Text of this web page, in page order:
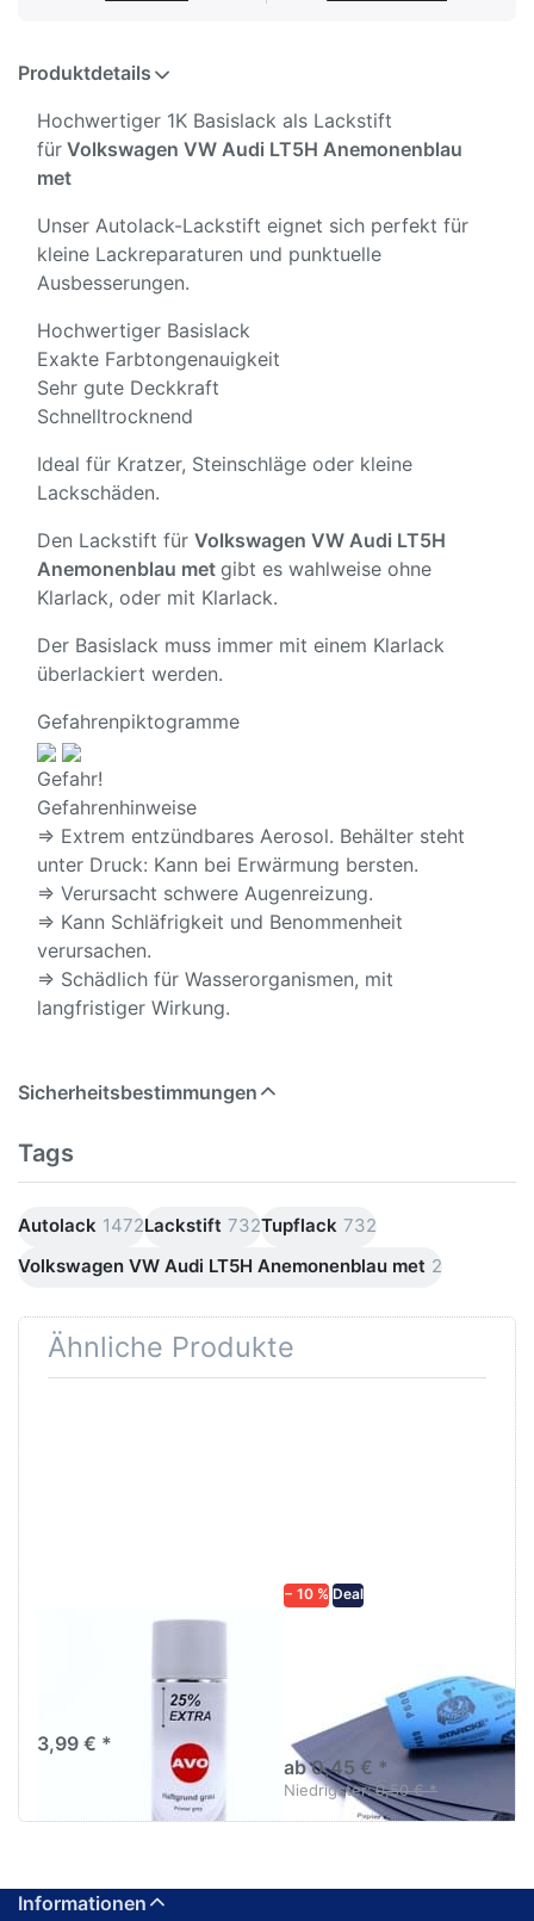
Produktdetails
Hochwertiger 1K Basislack als Lackstift
für Volkswagen VW Audi LT5H Anemonenblau
met
Unser Autolack-Lackstift eignet sich perfekt für
kleine Lackreparaturen und punktuelle
Ausbesserungen.
Hochwertiger Basislack
Exakte Farbtongenauigkeit
Sehr gute Deckkraft
Schnelltrocknend
Ideal für Kratzer, Steinschläge oder kleine
Lackschäden.
Den Lackstift für Volkswagen VW Audi LT5H
Anemonenblau met gibt es wahlweise ohne
Klarlack, oder mit Klarlack.
Der Basislack muss immer mit einem Klarlack
überlackiert werden.
Gefahrenpiktogramme
Gefahr!
Gefahrenhinweise
⇒ Extrem entzündbares Aerosol. Behälter steht
unter Druck: Kann bei Erwärmung bersten.
⇒ Verursacht schwere Augenreizung.
⇒ Kann Schläfrigkeit und Benommenheit
verursachen.
⇒ Schädlich für Wasserorganismen, mit
langfristiger Wirkung.
Sicherheitsbestimmungen
Tags
Autolack 1472Lackstift 732Tupflack 732
Volkswagen VW Audi LT5H Anemonenblau met 2
Ähnliche Produkte
3,99 € *
− 10 % Deal
diversen Körnungen
Nass-Schleifpapier zur nass
und trocken anwendung
ab 0,45 € *
Niedrigster:0,50 € *
Informationen